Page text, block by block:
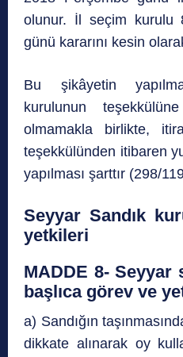
olunur. İl seçim kurulu
günü kararını kesin
Bu şikâyetin
kurulunun
olmamakla birlikte,
teşekkülünden itibaren
yapılması şarttır (298/
Seyyar Sandık
yetkileri
MADDE 8- Seyyar
başlıca görev ve
a) Sandığın
dikkate alınarak oy